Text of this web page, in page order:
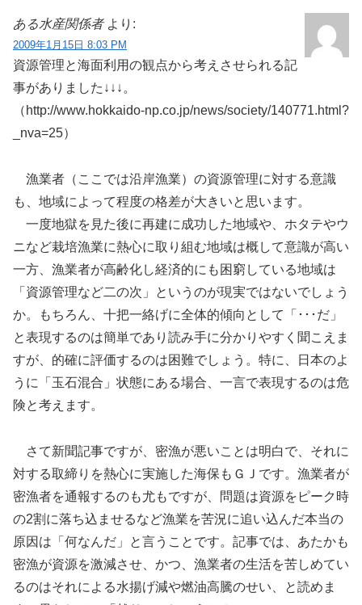
ある水産関係者 より:
2009年1月15日 8:03 PM
資源管理と海面利用の観点から考えさせられる記
事がありました↓↓↓。
（http://www.hokkaido-np.co.jp/news/society/140771.html?
_nva=25）
漁業者（ここでは沿岸漁業）の資源管理に対する意識
も、地域によって程度の格差が大きいと思います。
一度地獄を見た後に再建に成功した地域や、ホタテやウ
ニなど栽培漁業に熱心に取り組む地域は概して意識が高い
一方、漁業者が高齢化し経済的にも困窮している地域は
「資源管理など二の次」というのが現実ではないでしょう
か。もちろん、十把一絡げに全体的傾向として「･･･だ」
と表現するのは簡単であり読み手に分かりやすく聞こえま
すが、的確に評価するのは困難でしょう。特に、日本のよ
うに「玉石混合」状態にある場合、一言で表現するのは危
険と考えます。
さて新聞記事ですが、密漁が悪いことは明白で、それに
対する取締りを熱心に実施した海保もＧＪです。漁業者が
密漁者を通報するのも尤もですが、問題は資源をピーク時
の2割に落ち込ませるなど漁業を苦況に追い込んだ本当の
原因は「何なんだ」と言うことです。記事では、あたかも
密漁が資源を激減させ、かつ、漁業者の生活を苦しめてい
るのはそれによる水揚げ減や燃油高騰のせい、と読めま